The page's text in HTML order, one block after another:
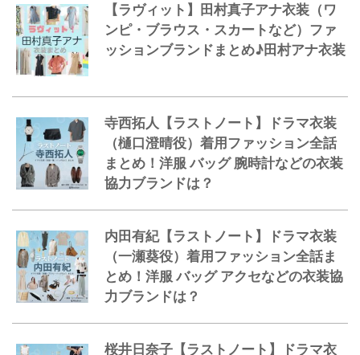
【ラヴィット】田村真子アナ衣装（ワ
ンピ・ブラウス・スカートなど）ファ
ッションブランドまとめ♪田村アナ衣装
寺西拓人【ラストノート】ドラマ衣装
（樋口澄晴役）着用ファッション全話
まとめ！洋服 バッグ 腕時計などの衣装
協力ブランドは？
内田有紀【ラストノート】ドラマ衣装
（一瀬葵役）着用ファッション全話ま
とめ！洋服 バッグ アクセなどの衣装協
力ブランドは？
桜井日奈子【ラストノート】ドラマ衣